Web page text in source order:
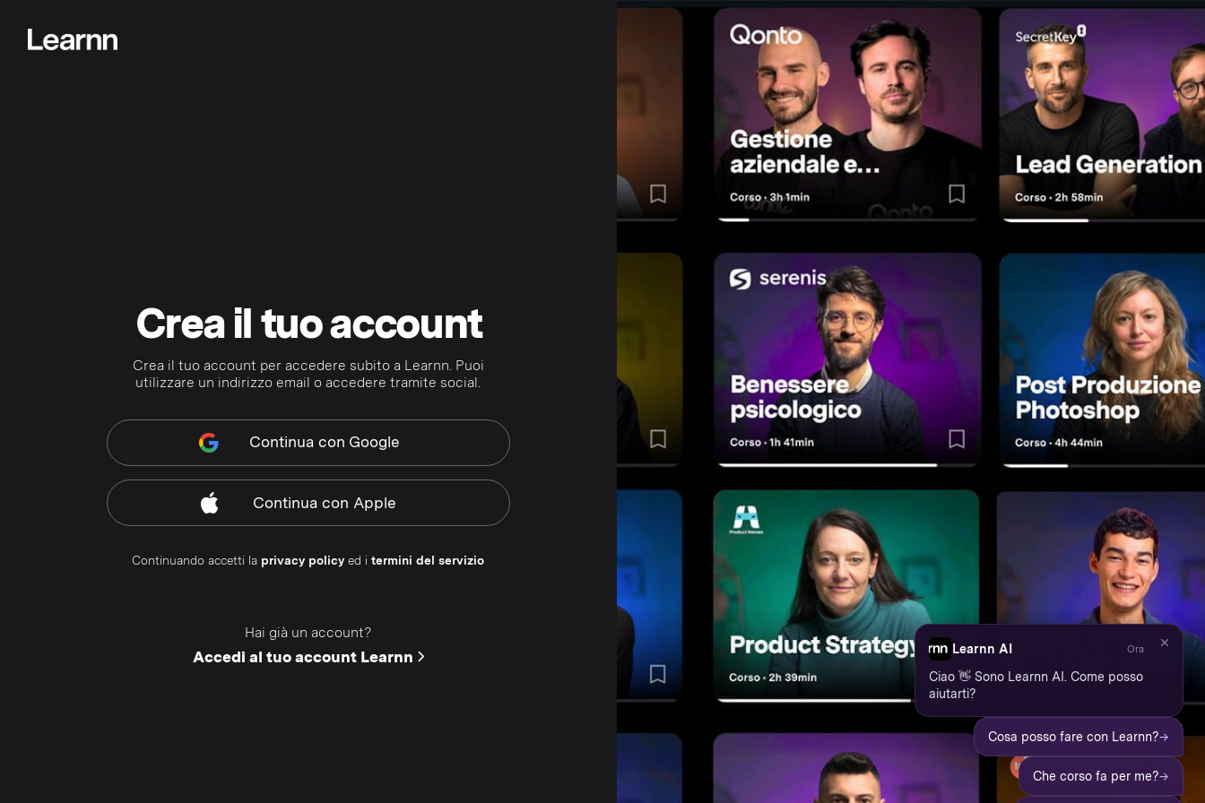
Crea il tuo account
Crea il tuo account per accedere subito a Learnn. Puoi
utilizzare un indirizzo email o accedere tramite social.
Continua con Google
Continua con Apple
Continuando accetti la privacy policyed i termini del servizio
Hai già un account?
Accedi al tuo account Learnn Learnn AI Ora
Ciao 👋 Sono Learnn AI. Come posso
aiutarti?
Cosa posso fare con Learnn?→
Che corso fa per me?→